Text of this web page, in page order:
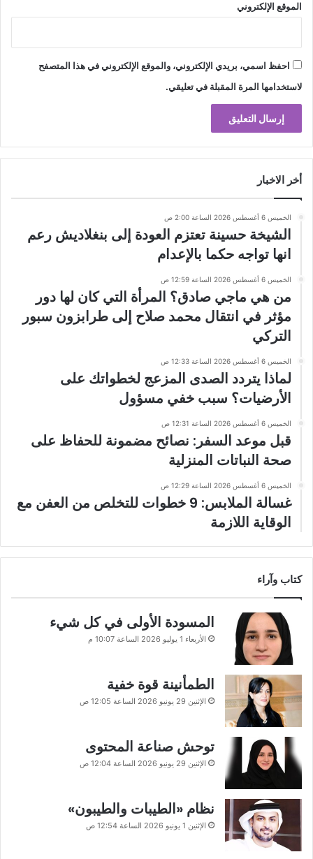
الموقع الإلكتروني
احفظ اسمي، بريدي الإلكتروني، والموقع الإلكتروني في هذا المتصفح
لاستخدامها المرة المقبلة في تعليقي.
أخر الاخبار
الخميس 6 أغسطس 2026 الساعة 2:00 ص
الشيخة حسينة تعتزم العودة إلى بنغلاديش رعم
انها تواجه حكما بالإعدام
الخميس 6 أغسطس 2026 الساعة 12:59 ص
من هي ماجي صادق؟ المرأة التي كان لها دور
مؤثر في انتقال محمد صلاح إلى طرابزون سبور
التركي
الخميس 6 أغسطس 2026 الساعة 12:33 ص
لماذا يتردد الصدى المزعج لخطواتك على
الأرضيات؟ سبب خفي مسؤول
الخميس 6 أغسطس 2026 الساعة 12:31 ص
قبل موعد السفر: نصائح مضمونة للحفاظ على
صحة النباتات المنزلية
الخميس 6 أغسطس 2026 الساعة 12:29 ص
غسالة الملابس: 9 خطوات للتخلص من العفن مع
الوقاية اللازمة
كتاب وآراء
المسودة الأولى في كل شيء
الأربعاء 1 يوليو 2026 الساعة 10:07 م
الطمأنينة قوة خفية
الإثنين 29 يونيو 2026 الساعة 12:05 ص
توحش صناعة المحتوى
الإثنين 29 يونيو 2026 الساعة 12:04 ص
نظام «الطيبات والطيبون»
الإثنين 1 يونيو 2026 الساعة 12:54 ص